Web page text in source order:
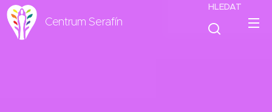
Centrum Serafín
HLEDAT